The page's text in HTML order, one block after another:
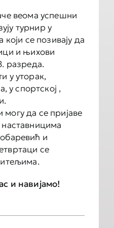
веома успешни
турнир у
се позивају да
и њихови
разреда.
у уторак,
у спортској ,
да се пријаве
и
се
и навијамо!